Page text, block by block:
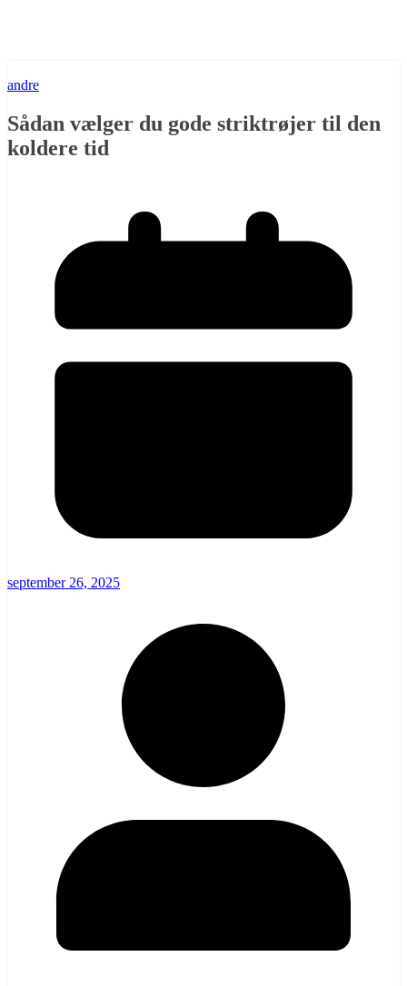
andre
Sådan vælger du gode striktrøjer til den
koldere tid
september 26, 2025